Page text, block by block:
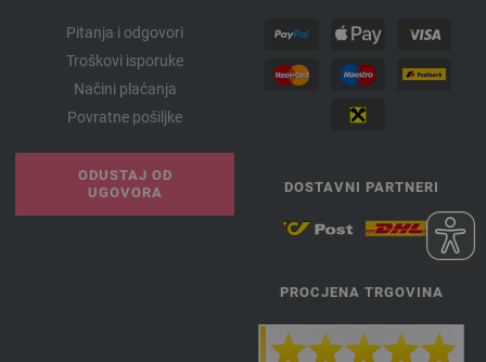
Pitanja i odgovori
Troškovi isporuke
Načini plaćanja
Povratne pošiljke
ODUSTAJ OD
UGOVORA
DOSTAVNI PARTNERI
PROCJENA TRGOVINA